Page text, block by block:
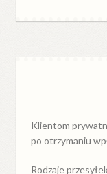
Klientom
po otrzymaniu
Rodzaje